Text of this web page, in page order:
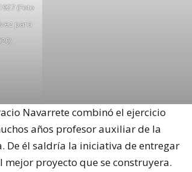
(Foto
para
Navarrete combinó el ejercicio
años profesor auxiliar de la
De él saldría la iniciativa de entregar
proyecto que se construyera.